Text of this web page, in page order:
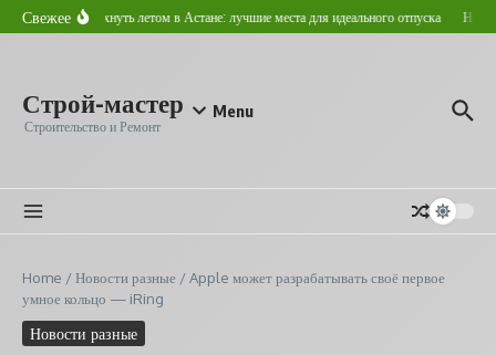
Перейти к содержанию
СвежееГде отдохнуть летом в Астане: лучшие места для идеального отпуска
Строй-мастер
Строительство и Ремонт
Menu
Home /Новости разные /Apple может разрабатывать своё первое
умное кольцо — iRing
Новости разные